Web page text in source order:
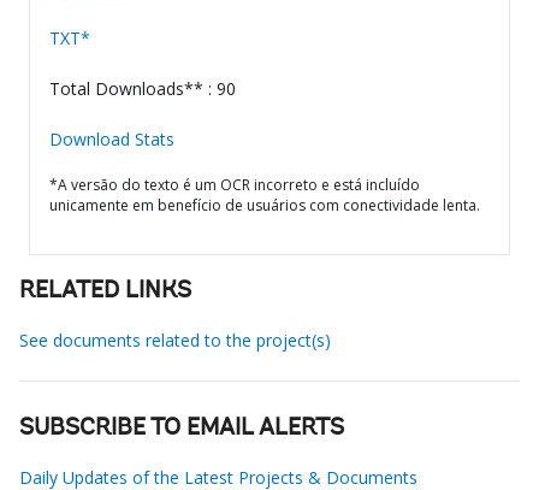
TXT*
Total Downloads** : 90
Download Stats
*A versão do texto é um OCR incorreto e está incluído
unicamente em benefício de usuários com conectividade lenta.
RELATED LINKS
See documents related to the project(s)
SUBSCRIBE TO EMAIL ALERTS
Daily Updates of the Latest Projects & Documents